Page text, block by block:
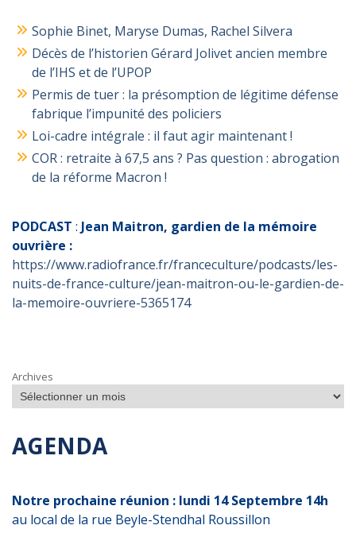
Sophie Binet, Maryse Dumas, Rachel Silvera
Décès de l’historien Gérard Jolivet ancien membre
de l’IHS et de l’UPOP
Permis de tuer : la présomption de légitime défense
fabrique l’impunité des policiers
Loi-cadre intégrale : il faut agir maintenant !
COR : retraite à 67,5 ans ? Pas question : abrogation
de la réforme Macron !
PODCAST : Jean Maitron, gardien de la mémoire
ouvrière :
https://www.radiofrance.fr/franceculture/podcasts/les-
nuits-de-france-culture/jean-maitron-ou-le-gardien-de-
la-memoire-ouvriere-5365174
Archives
AGENDA
Notre prochaine réunion : lundi 14 Septembre 14h
au local de la rue Beyle-Stendhal Roussillon